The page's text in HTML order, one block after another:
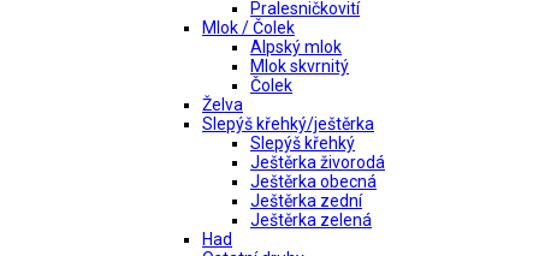
Pralesničkovití
Mlok / Čolek
Alpský mlok
Mlok skvrnitý
Čolek
Želva
Slepýš křehký/ještěrka
Slepýš křehký
Ještěrka živorodá
Ještěrka obecná
Ještěrka zední
Ještěrka zelená
Had